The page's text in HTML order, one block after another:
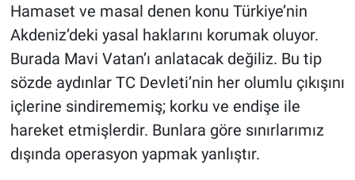
Hamaset ve masal denen konu Türkiye’nin
Akdeniz’deki yasal haklarını korumak oluyor.
Burada Mavi Vatan’ı anlatacak değiliz. Bu tip
sözde aydınlar TC Devleti’nin her olumlu çıkışını
içlerine sindirememiş; korku ve endişe ile
hareket etmişlerdir. Bunlara göre sınırlarımız
dışında operasyon yapmak yanlıştır.